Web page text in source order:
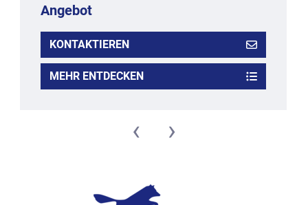
Angebot
KONTAKTIEREN
MEHR ENTDECKEN
‹ ›